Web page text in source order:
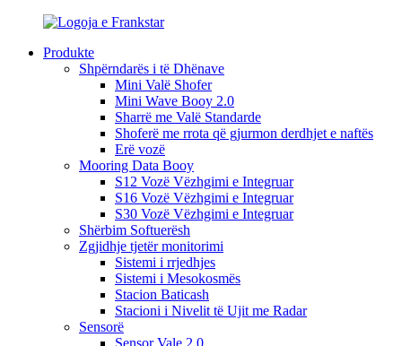
Produkte
Shpërndarës i të Dhënave
Mini Valë Shofer
Mini Wave Booy 2.0
Sharrë me Valë Standarde
Shoferë me rrota që gjurmon derdhjet e naftës
Erë vozë
Mooring Data Booy
S12 Vozë Vëzhgimi e Integruar
S16 Vozë Vëzhgimi e Integruar
S30 Vozë Vëzhgimi e Integruar
Shërbim Softuerësh
Zgjidhje tjetër monitorimi
Sistemi i rrjedhjes
Sistemi i Mesokosmës
Stacion Baticash
Stacioni i Nivelit të Ujit me Radar
Sensorë
Sensor Vale 2.0